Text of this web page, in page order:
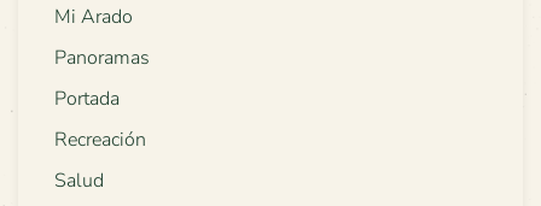
Mi Arado
Panoramas
Portada
Recreación
Salud